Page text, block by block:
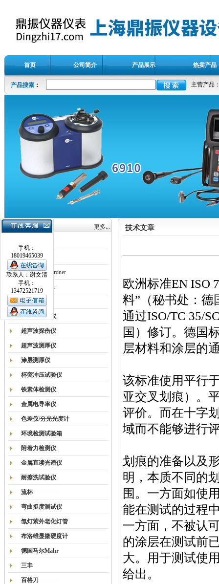
首页 公司简介 产品展示 热卖产品
产品搜索： 主营产品
手机：
18019465039
联系人：谢文清
手机：
13472521719
产品目录 更多...
德国Erichsen
德国BYK-Gardner
英国Elcometer
耐磨试验机
色差仪光泽仪
超声波探伤仪
超声波测厚仪
涂层测厚仪
杯突冲压试验仪
铁素体检测仪
金属电导率仪
色差仪/分光光度计
环境检测试验箱
附着力检测仪
金属直读光谱仪
耐擦洗试验仪
流杯
弯曲挺度测试仪
氙灯紫外老化灯管
布洛维显微硬度计
德国马尔Mahr
三丰
百格刀
技术文章
欧洲标准EN ISO
料”（秘书处：
通过ISO/TC 35/
国）修订。德国
层材料和涂层的
该标准使用平行
亚交叉划痕）。
评价。而在十字
域而不能够进行
划痕的准备以及
明，本质不同的
围。一方面如使
能在测试的过程
一方面，不被认
的涂层在测试前
大。用于测试使
给出。